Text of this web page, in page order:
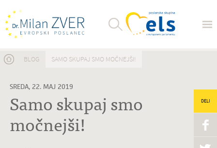
Nahajate se tukaj
BLOG SAMO SKUPAJ SMO MOČNEJŠI!
SREDA, 22. MAJ 2019
Samo skupaj smo
močnejši!
DELI